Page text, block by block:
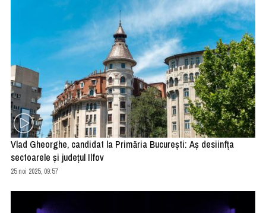
Vlad Gheorghe, candidat la Primăria București: Aș desiinfța
sectoarele și județul Ilfov
25 noi 2025, 09:57